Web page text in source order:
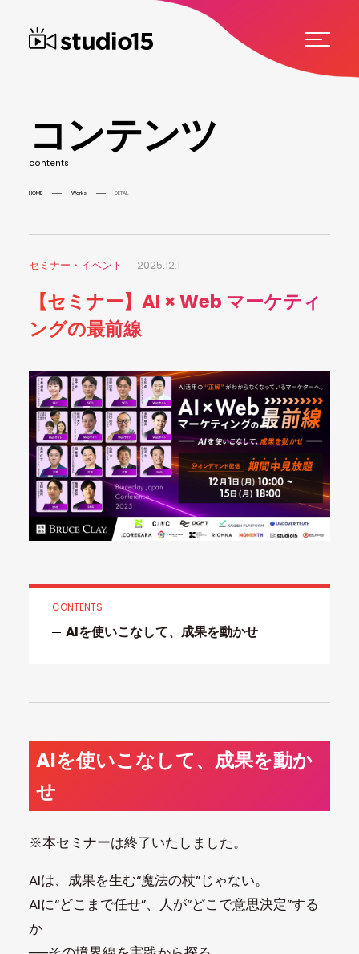
コンテンツ
contents
HOME Works DETAIL
セミナー・イベント 2025.12.1
【セミナー】AI × Web マーケティ
ングの最前線
CONTENTS
AIを使いこなして、成果を動かせ
AIを使いこなして、成果を動か
せ
※本セミナーは終了いたしました。
AIは、成果を生む“魔法の杖”じゃない。
AIに“どこまで任せ”、人が“どこで意思決定”する
か